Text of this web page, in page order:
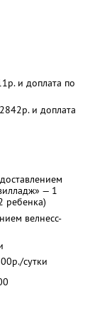
и доплата по
и доплата
— 1
ребенка)
велнесс-
сутки